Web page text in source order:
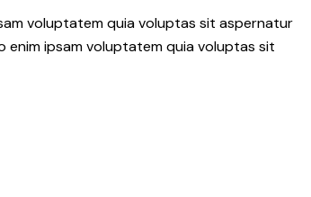
voluptatem quia voluptas sit aspernatur
ipsam voluptatem quia voluptas sit